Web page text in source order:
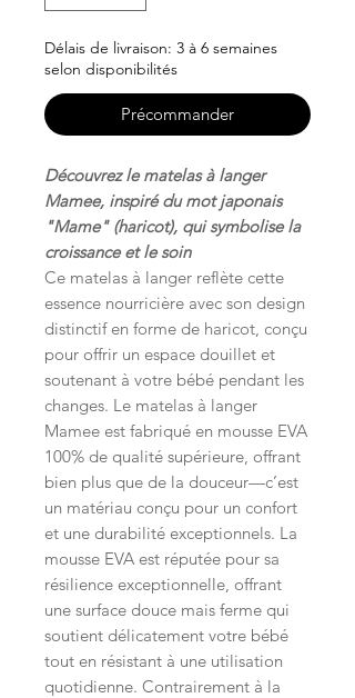
Délais de livraison: 3 à 6 semaines
selon disponibilités
Précommander
Découvrez le matelas à langer
Mamee, inspiré du mot japonais
"Mame" (haricot), qui symbolise la
croissance et le soin
Ce matelas à langer reflète cette
essence nourricière avec son design
distinctif en forme de haricot, conçu
pour offrir un espace douillet et
soutenant à votre bébé pendant les
changes. Le matelas à langer
Mamee est fabriqué en mousse EVA
100% de qualité supérieure, offrant
bien plus que de la douceur—c’est
un matériau conçu pour un confort
et une durabilité exceptionnels. La
mousse EVA est réputée pour sa
résilience exceptionnelle, offrant
une surface douce mais ferme qui
soutient délicatement votre bébé
tout en résistant à une utilisation
quotidienne. Contrairement à la